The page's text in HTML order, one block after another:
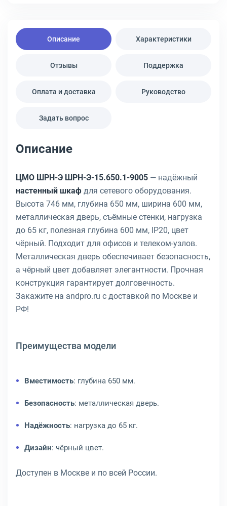
Описание Характеристики
Отзывы Поддержка
Оплата и доставка Руководство
Задать вопрос
Описание
ЦМО ШРН-Э ШРН-Э-15.650.1-9005 — надёжный
настенный шкаф для сетевого оборудования.
Высота 746 мм, глубина 650 мм, ширина 600 мм,
металлическая дверь, съёмные стенки, нагрузка
до 65 кг, полезная глубина 600 мм, IP20, цвет
чёрный. Подходит для офисов и телеком-узлов.
Металлическая дверь обеспечивает безопасность,
а чёрный цвет добавляет элегантности. Прочная
конструкция гарантирует долговечность.
Закажите на andpro.ru с доставкой по Москве и
РФ!
Преимущества модели
Вместимость: глубина 650 мм.
Безопасность: металлическая дверь.
Надёжность: нагрузка до 65 кг.
Дизайн: чёрный цвет.
Доступен в Москве и по всей России.